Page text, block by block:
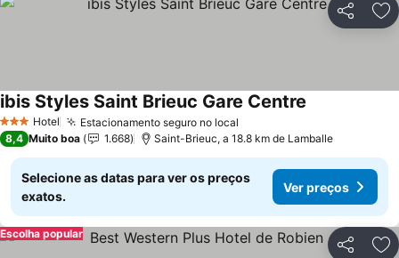
Partilhar
3 EstrelasHotel Estacionamento seguro no local
ibis Styles Saint Brieuc Gare Centre
8,4 Muito boa 1.668 Saint-Brieuc, a 18.8 km de Lamballe
Selecione as datas para ver os preços
exatos.
Ver preços
Partilhar
Escolha popular